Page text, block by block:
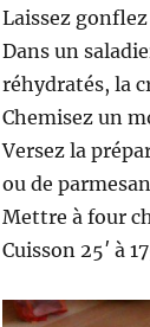
Laissez
Dans un
réhydratés, la
Chemisez un
Versez la
ou de
Mettre à four
Cuisson 25′ à